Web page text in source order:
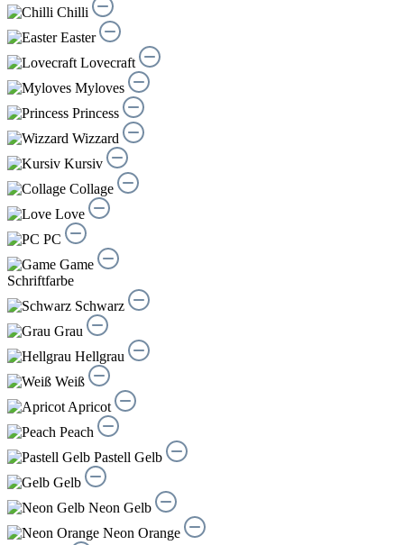
Chilli
Easter
Lovecraft
Myloves
Princess
Wizzard
Kursiv
Collage
Love
PC
Game
Schriftfarbe
Schwarz
Grau
Hellgrau
Weiß
Apricot
Peach
Pastell Gelb
Gelb
Neon Gelb
Neon Orange